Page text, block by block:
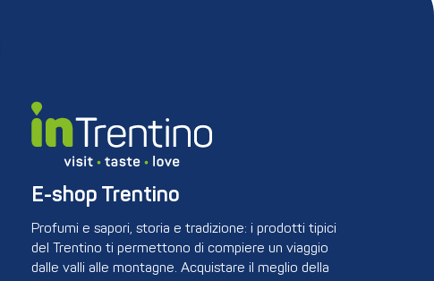
E-shop Trentino
Profumi e sapori, storia e tradizione: i prodotti tipici
del Trentino ti permettono di compiere un viaggio
dalle valli alle montagne. Acquistare il meglio della